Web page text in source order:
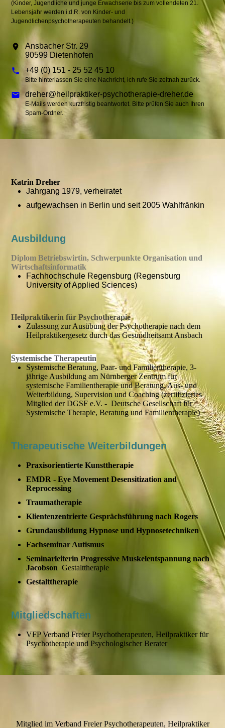
(Kinder, Jugendliche und junge Erwachsene bis zum vollendeten 21.
Lebensjahr werden i.d.R. von Kinder- und
Jugendlichenpsychotherapeuten behandelt.)
Ansbacher Str. 29
90599 Dietenhofen
+49 (0) 151 - 25 52 45 10
Bitte hinterlassen Sie eine Nachricht, ich rufe Sie zeitnah zurück.
dreher@heilpraktiker-psychotherapie-dreher.de
E-Mails werden kurzfristig beantwortet. Bitte prüfen Sie auch Ihren
Spam-Ordner.
Katrin Dreher
Jahrgang 1979, verheiratet
aufgewachsen in Berlin und seit 2005 Wahlfränkin
Ausbildung
Diplom Betriebswirtin, Schwerpunkte Organisation und
Wirtschaftsinformatik
Fachhochschule Regensburg (Regensburg
University of Applied Sciences)
Heilpraktikerin für Psychotherapie
Zulassung zur Ausübung der Psychotherapie nach dem
Heilpraktikergesetz durch das Gesundheitsamt Ansbach
Systemische Therapeutin
Systemische Beratung, Paar- und Familientherapie, 3-
jährige Ausbildung am Nürnberger Zentrum für
systemische Familientherapie und Beratung, Aus- und
Weiterbildung, Supervision und Coaching (zertifiziertes
Mitglied der DGSF e.V. - Deutsche Gesellschaft für
Systemische Therapie, Beratung und Familientherapie)
Therapeutische Weiterbildungen
Praxisorientierte Kunsttherapie
EMDR - Eye Movement Desensitization and
Reprocessing
Traumatherapie
Klientenzentrierte Gesprächsführung nach Rogers
Grundausbildung Hypnose und Hypnosetechniken
Fachseminar Autismus
Seminarleiterin Progressive Muskelentspannung nach
JacobsonGestalttherapie
Gestalttherapie
Mitgliedschaften
VFP Verband Freier Psychotherapeuten, Heilpraktiker für
Psychotherapie und Psychologischer Berater
Mitglied im Verband Freier Psychotherapeuten, Heilpraktiker